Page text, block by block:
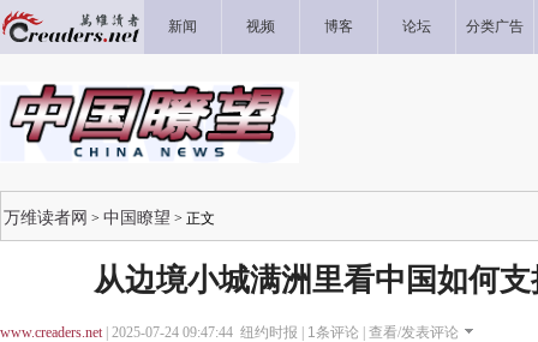
新闻 视频 博客 论坛 分类广告
万维读者网 > 中国瞭望 > 正文
从边境小城满洲里看中国如何
www.creaders.net| 2025-07-24 09:47:44 纽约时报 | 1条评论 | 查看/发表评论